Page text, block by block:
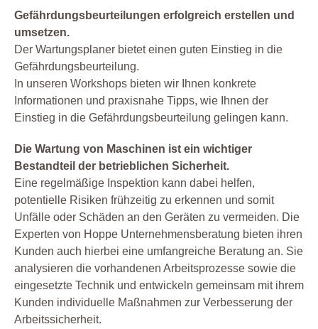
Gefährdungsbeurteilungen erfolgreich erstellen und
umsetzen.
Der Wartungsplaner bietet einen guten Einstieg in die
Gefährdungsbeurteilung.
In unseren Workshops bieten wir Ihnen konkrete
Informationen und praxisnahe Tipps, wie Ihnen der
Einstieg in die Gefährdungsbeurteilung gelingen kann.
Die Wartung von Maschinen ist ein wichtiger
Bestandteil der betrieblichen Sicherheit.
Eine regelmäßige Inspektion kann dabei helfen,
potentielle Risiken frühzeitig zu erkennen und somit
Unfälle oder Schäden an den Geräten zu vermeiden. Die
Experten von Hoppe Unternehmensberatung bieten ihren
Kunden auch hierbei eine umfangreiche Beratung an. Sie
analysieren die vorhandenen Arbeitsprozesse sowie die
eingesetzte Technik und entwickeln gemeinsam mit ihrem
Kunden individuelle Maßnahmen zur Verbesserung der
Arbeitssicherheit.